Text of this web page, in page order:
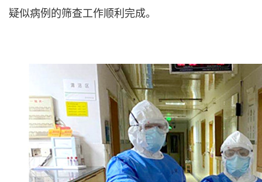
疑似病例的筛查工作顺利完成。